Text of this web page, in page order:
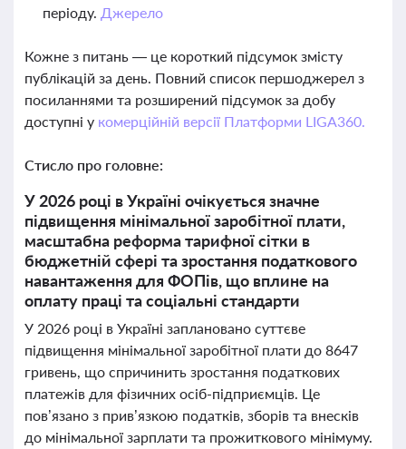
періоду. Джерело
Кожне з питань — це короткий підсумок змісту
публікацій за день. Повний список першоджерел з
посиланнями та розширений підсумок за добу
доступні у комерційній версії Платформи LIGA360.
Стисло про головне:
У 2026 році в Україні очікується значне
підвищення мінімальної заробітної плати,
масштабна реформа тарифної сітки в
бюджетній сфері та зростання податкового
навантаження для ФОПів, що вплине на
оплату праці та соціальні стандарти
У 2026 році в Україні заплановано суттєве
підвищення мінімальної заробітної плати до 8647
гривень, що спричинить зростання податкових
платежів для фізичних осіб-підприємців. Це
пов’язано з прив’язкою податків, зборів та внесків
до мінімальної зарплати та прожиткового мінімуму.